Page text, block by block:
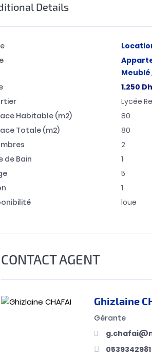
Details
Meublé,
1.250 Dh
Lycée
Habitable (m2)
80
Totale (m2)
80
2
de Bain
1
5
1
loue
CONTACT AGENT
Ghizlaine
Gérante
0539342981